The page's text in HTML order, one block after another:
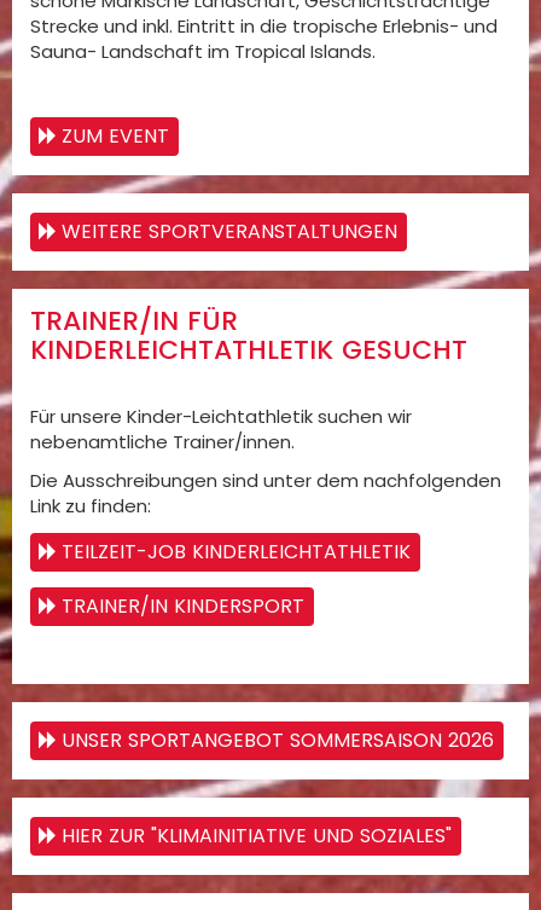
Strecke und inkl. Eintritt in die tropische Erlebnis- und
Sauna- Landschaft im Tropical Islands.
ZUM EVENT
WEITERE SPORTVERANSTALTUNGEN
TRAINER/IN FÜR
KINDERLEICHTATHLETIK GESUCHT
Für unsere Kinder-Leichtathletik suchen wir
nebenamtliche Trainer/innen.
Die Ausschreibungen sind unter dem nachfolgenden
Link zu finden:
TEILZEIT-JOB KINDERLEICHTATHLETIK
TRAINER/IN KINDERSPORT
UNSER SPORTANGEBOT SOMMERSAISON 2026
HIER ZUR "KLIMAINITIATIVE UND SOZIALES"